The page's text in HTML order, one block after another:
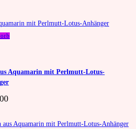
Aquamarin mit Perlmutt-Lotus-